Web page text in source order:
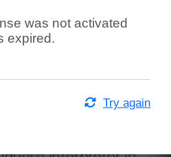
was not activated
expired.
Try again